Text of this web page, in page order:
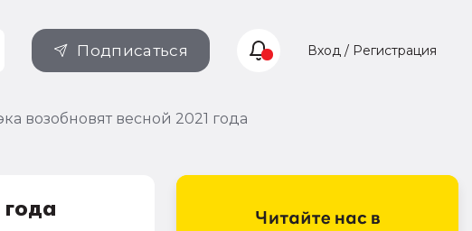
Подписаться Вход / Регистрация
возобновят весной 2021 года